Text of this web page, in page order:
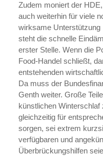
Zudem moniert der
auch weiterhin für viele
wirksame Unterstützung
steht die schnelle
erster Stelle. Wenn die
Food-Handel schließt,
entstehenden
Da muss der
Genth weiter. Große
künstlichen
gleichzeitig für
sorgen, sei extrem
verfügbaren und
Überbrückungshilfen